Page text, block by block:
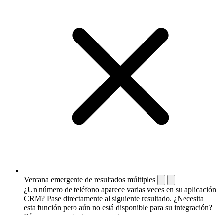
Ventana emergente de resultados múltiples
¿Un número de teléfono aparece varias veces en su aplicación
CRM? Pase directamente al siguiente resultado. ¿Necesita
esta función pero aún no está disponible para su integración?